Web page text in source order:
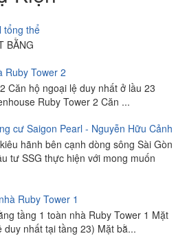
tổng thể
BẰNG
Ruby Tower 2
Căn hộ ngoại lệ duy nhất ở lầu 23
Ruby Tower 2 Căn ...
cư Saigon Pearl - Nguyễn Hữu Cảnh
hãnh bên cạnh dòng sông Sài Gòn
tư SSG thực hiện với mong muốn
Ruby Tower 1
tầng 1 toàn nhà Ruby Tower 1 Mặt
nhất tại tầng 23) Mặt bằ...